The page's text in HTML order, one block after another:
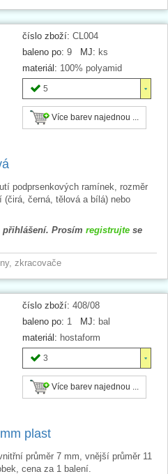
číslo zboží: CL004
baleno po: 9 MJ: ks
materiál: 100% polyamid
5
Více barev najednou ...
podprsenkových ramínek, rozměr
černá, tělová a bílá) nebo
přihlášení. Prosím registrujte se
zkracovače
číslo zboží: 408/08
baleno po: 1 MJ: bal
materiál: hostaform
3
Více barev najednou ...
plast
průměr 7 mm, vnější průměr 11
cena za 1 balení.